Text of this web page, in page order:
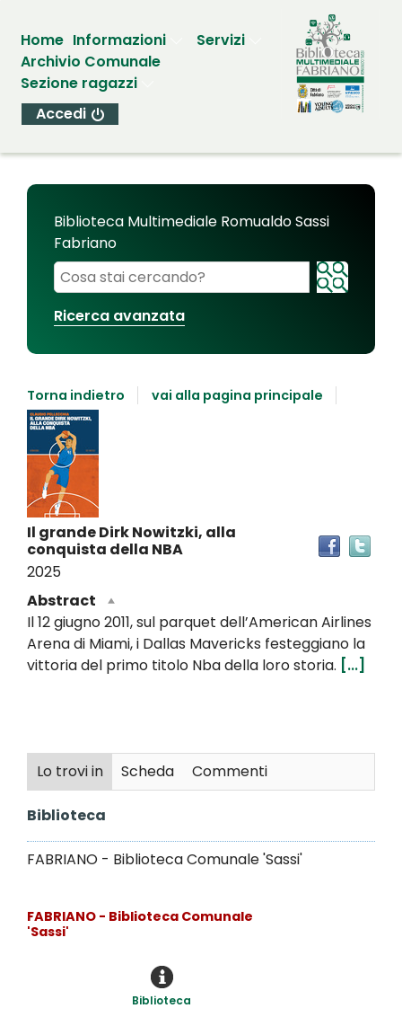
Home Informazioni
Servizi
Archivio Comunale
Sezione ragazzi
Accedi
Biblioteca Multimediale Romualdo Sassi
Fabriano
Cerca su "Biblioteca Multimediale Romualdo
Ricerca avanzata
Torna indietro vai alla pagina principale
Dettaglio
del
documento
Il grande Dirk Nowitzki, alla
conquista della NBA
2025
Abstract
Il 12 giugno 2011, sul parquet dell’American Airlines
Arena di Miami, i Dallas Mavericks festeggiano la
vittoria del primo titolo Nba della loro storia. [...]
Lo trovi in Scheda Commenti
Biblioteca
FABRIANO - Biblioteca Comunale 'Sassi'
FABRIANO - Biblioteca Comunale
'Sassi'
Biblioteca